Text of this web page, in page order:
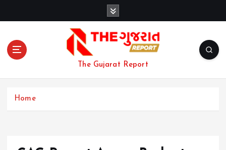
The Gujarat Report
Home